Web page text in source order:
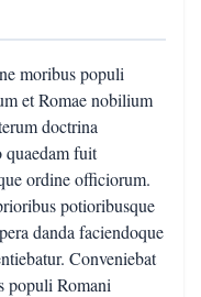
moribus populi
et Romae nobilium
doctrina
quaedam fuit
ordine officiorum.
potioribusque
danda faciendoque
Conveniebat
populi Romani